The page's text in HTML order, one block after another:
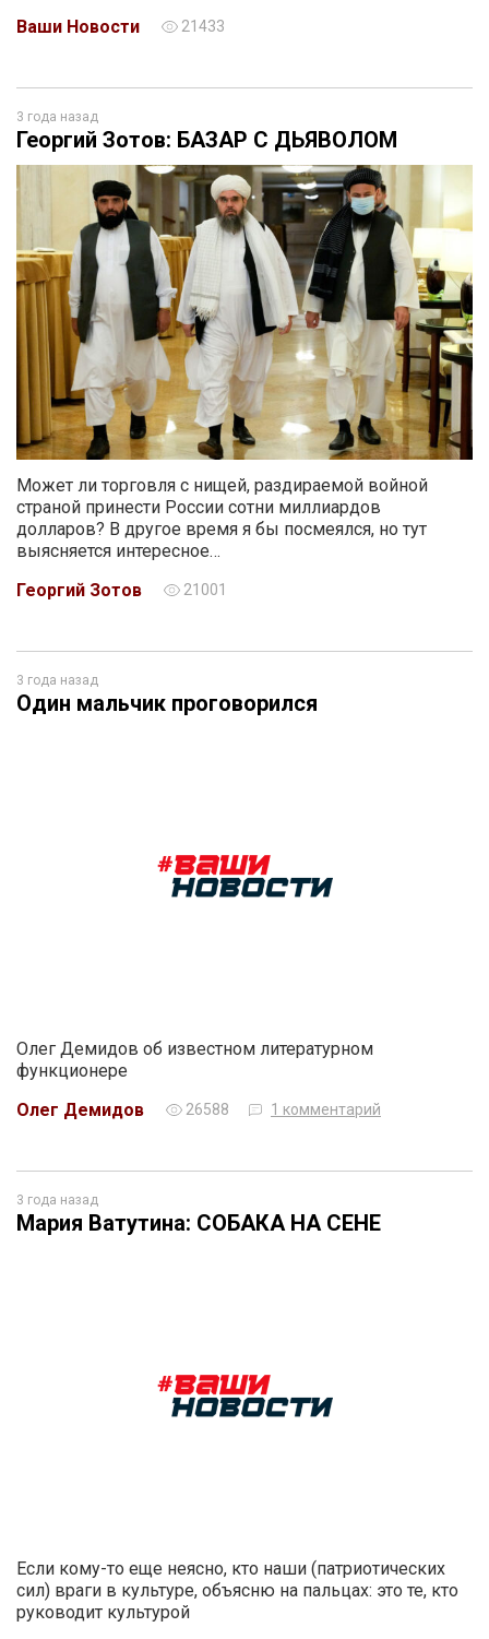
Ваши Новости
21433
3 года назад
Георгий Зотов: БАЗАР С ДЬЯВОЛОМ
Может ли торговля с нищей, раздираемой войной
страной принести России сотни миллиардов
долларов? В другое время я бы посмеялся, но тут
выясняется интересное…
Георгий Зотов
21001
3 года назад
Один мальчик проговорился
Олег Демидов об известном литературном
функционере
Олег Демидов
26588 1 комментарий
3 года назад
Мария Ватутина: СОБАКА НА СЕНЕ
Если кому-то еще неясно, кто наши (патриотических
сил) враги в культуре, объясню на пальцах: это те, кто
руководит культурой